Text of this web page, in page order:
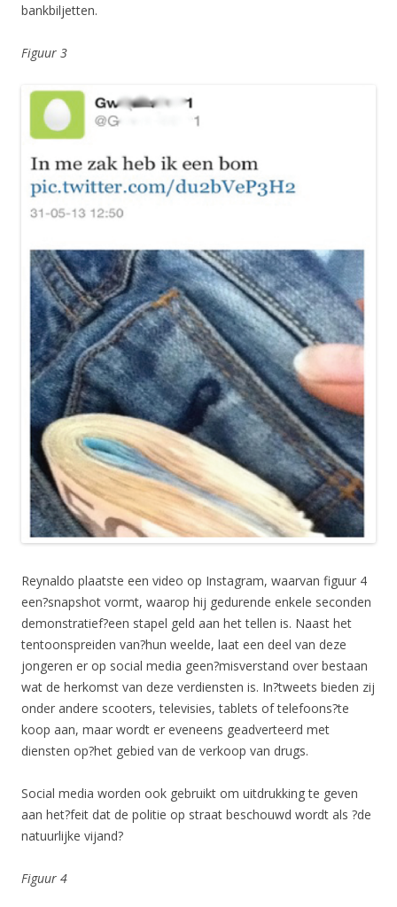
bankbiljetten.
Figuur 3
Reynaldo plaatste een video op Instagram, waarvan figuur 4
een?snapshot vormt, waarop hij gedurende enkele seconden
demonstratief?een stapel geld aan het tellen is. Naast het
tentoonspreiden van?hun weelde, laat een deel van deze
jongeren er op social media geen?misverstand over bestaan
wat de herkomst van deze verdiensten is. In?tweets bieden zij
onder andere scooters, televisies, tablets of telefoons?te
koop aan, maar wordt er eveneens geadverteerd met
diensten op?het gebied van de verkoop van drugs.
Social media worden ook gebruikt om uitdrukking te geven
aan het?feit dat de politie op straat beschouwd wordt als ?de
natuurlijke vijand?
Figuur 4